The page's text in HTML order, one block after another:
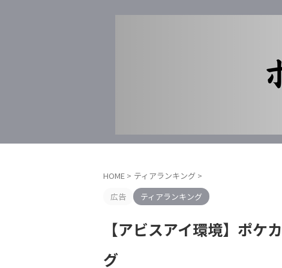
HOME > ティアランキング >
広告
ティアランキング
【アビスアイ環境】ポ
グ